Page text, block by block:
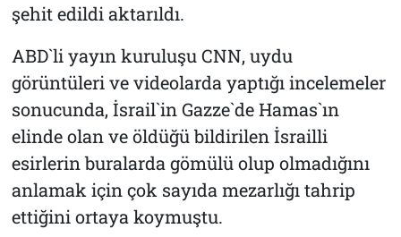
şehit edildi aktarıldı.
ABD`li yayın kuruluşu CNN, uydu
görüntüleri ve videolarda yaptığı incelemeler
sonucunda, İsrail`in Gazze`de Hamas`ın
elinde olan ve öldüğü bildirilen İsrailli
esirlerin buralarda gömülü olup olmadığını
anlamak için çok sayıda mezarlığı tahrip
ettiğini ortaya koymuştu.